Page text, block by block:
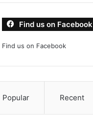
Find us on Facebook
Find us on Facebook
Popular Recent